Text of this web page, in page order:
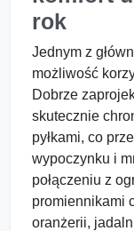
rok
Jednym z
możliwość
Dobrze
skutecznie
pyłkami, co
wypoczynku i
połączeniu z
promiennikami
oranżerii,